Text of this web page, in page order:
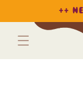
INHALT
++